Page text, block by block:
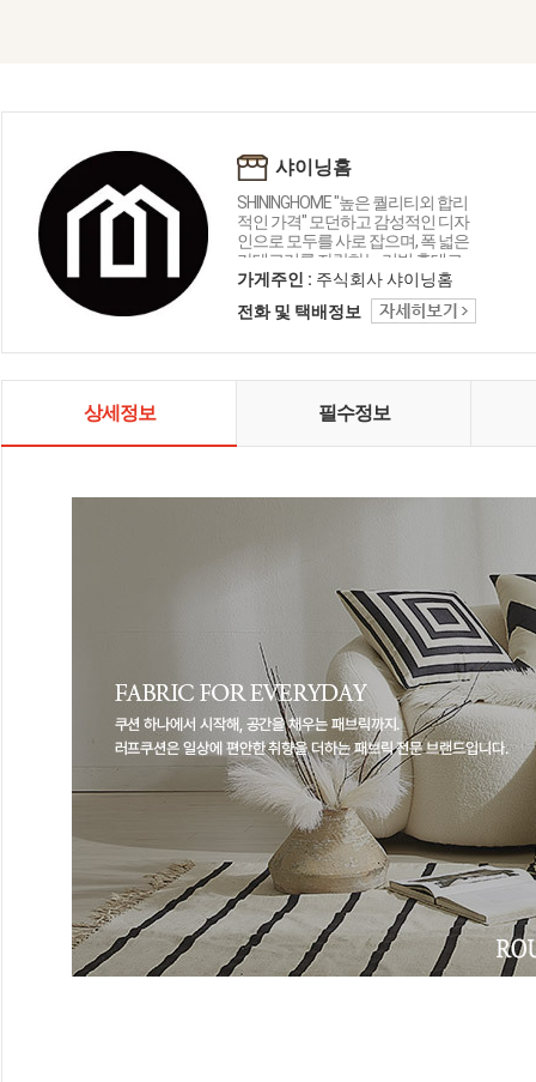
샤이닝홈
SHININGHOME "높은 퀄리티외 합리
적인 가격" 모던하고 감성적인 디자
인으로 모두를 사로 잡으며, 폭 넓은
카테고리를 자랑하는 리빙 홈데코
인테리어 샤이닝홈입니다.
가게주인 : 주식회사 샤이닝홈
전화 및 택배정보
상세정보 필수정보